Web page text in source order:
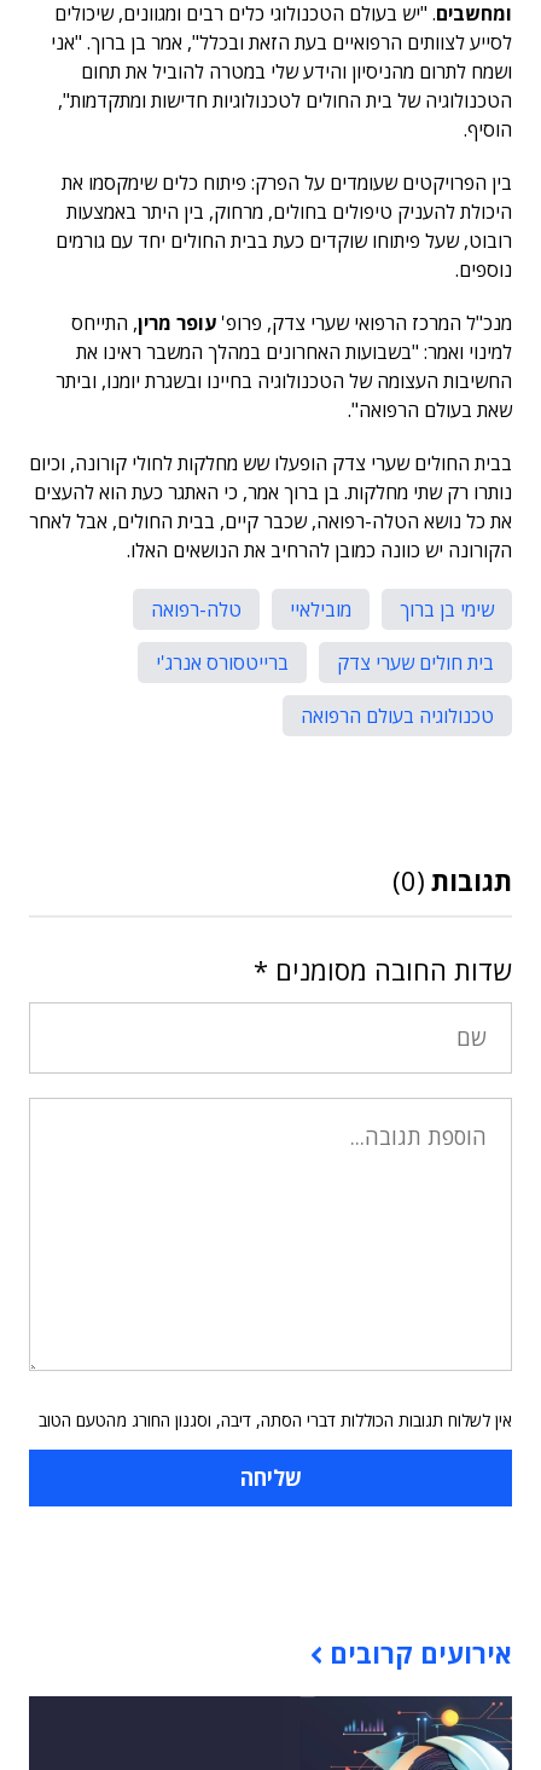
ומחשבים. "יש בעולם הטכנולוגי כלים רבים ומגוונים, שיכולים
לסייע לצוותים הרפואיים בעת הזאת ובכלל", אמר בן ברוך. "אני
ושמח לתרום מהניסיון והידע שלי במטרה להוביל את תחום
הטכנולוגיה של בית החולים לטכנולוגיות חדישות ומתקדמות",
הוסיף.
בין הפרויקטים שעומדים על הפרק: פיתוח כלים שימקסמו את
היכולת להעניק טיפולים בחולים, מרחוק, בין היתר באמצעות
רובוט, שעל פיתוחו שוקדים כעת בבית החולים יחד עם גורמים
נוספים.
מנכ"ל המרכז הרפואי שערי צדק, פרופ' עופר מרין, התייחס
למינוי ואמר: "בשבועות האחרונים במהלך המשבר ראינו את
החשיבות העצומה של הטכנולוגיה בחיינו ובשגרת יומנו, וביתר
שאת בעולם הרפואה".
בבית החולים שערי צדק הופעלו שש מחלקות לחולי קורונה, וכיום
נותרו רק שתי מחלקות. בן ברוך אמר, כי האתגר כעת הוא להעצים
את כל נושא הטלה-רפואה, שכבר קיים, בבית החולים, אבל לאחר
הקורונה יש כוונה כמובן להרחיב את הנושאים האלו.
שימי בן ברוך מובילאיי
טלה-רפואה
בית חולים שערי צדק
ברייטסורס אנרג'י
טכנולוגיה בעולם הרפואה
תגובות (0)
שדות החובה מסומנים *
אין לשלוח תגובות הכוללות דברי הסתה, דיבה, וסגנון החורג מהטעם הטוב
אירועים קרובים